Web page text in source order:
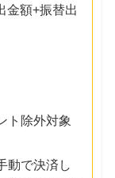
金額+振替出
ト除外対象
動で決済し